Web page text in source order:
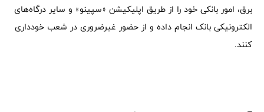
برق، امور بانکی خود را از طریق اپلیکیشن «سپینو» و سایر درگاه‌های
الکترونیکی بانک انجام داده و از حضور غیرضروری در شعب خودداری
کنند.